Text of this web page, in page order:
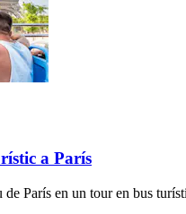
a París
París en un tour en bus